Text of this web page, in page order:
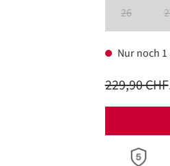
26
Nur noch
229,90 CHF